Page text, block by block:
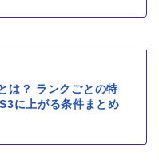
は？ ランクごとの特
に上がる条件まとめ